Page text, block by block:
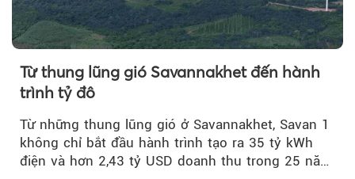
Từ thung lũng gió Savannakhet đến hành
trình tỷ đô
Từ những thung lũng gió ở Savannakhet, Savan 1
không chỉ bắt đầu hành trình tạo ra 35 tỷ kWh
điện và hơn 2,43 tỷ USD doanh thu trong 25 năm